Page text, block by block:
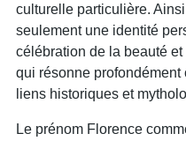
culturelle particulière.
seulement une identité
célébration de la beauté
qui résonne
liens historiques et
Le prénom Florence